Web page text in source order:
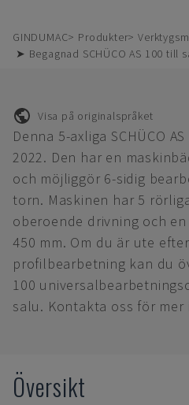
GINDUMAC Produkter
➤ Begagnad SCHÜCO AS 100 till
Visa på originalspråket
Denna 5-axliga SCHÜCO
2022. Den har en
och möjliggör 6-sidig
torn. Maskinen har 5
oberoende drivning och
450 mm. Om du är ute
profilbearbetning kan du
100
salu. Kontakta oss för mer
Översikt